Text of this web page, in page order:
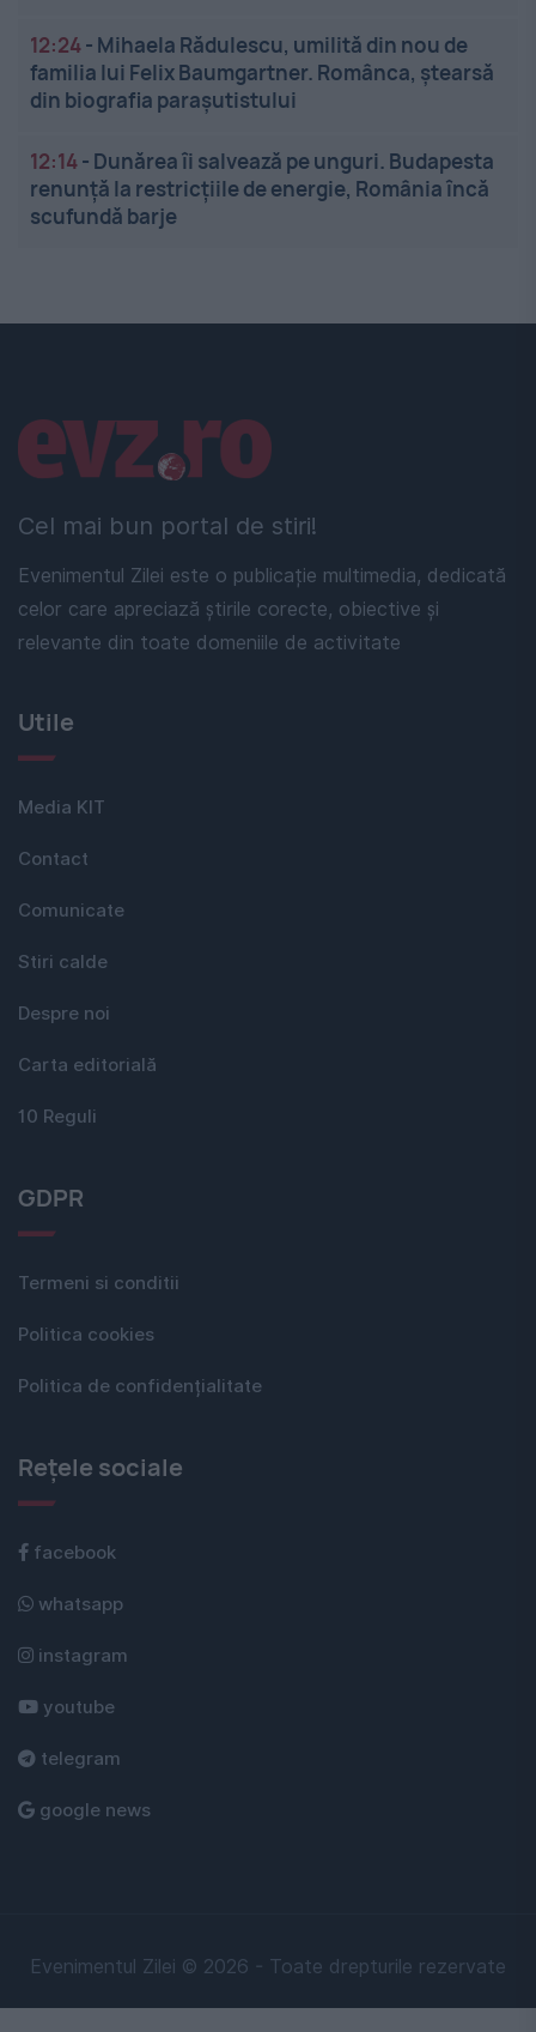
12:24- Mihaela Rădulescu, umilită din nou de
familia lui Felix Baumgartner. Românca, ștearsă
din biografia parașutistului
12:14- Dunărea îi salvează pe unguri. Budapesta
renunță la restricțiile de energie, România încă
scufundă barje
Cel mai bun portal de stiri!
Evenimentul Zilei este o publicație multimedia, dedicată
celor care apreciază știrile corecte, obiective și
relevante din toate domeniile de activitate
Linkuri utile
Utile
Media KIT
Contact
Comunicate
Stiri calde
Despre noi
Carta editorială
10 Reguli
GDPR
Termeni si conditii
Politica cookies
Politica de confidențialitate
Rețele sociale
facebook
whatsapp
instagram
youtube
telegram
google news
Evenimentul Zilei © 2026 - Toate drepturile rezervate